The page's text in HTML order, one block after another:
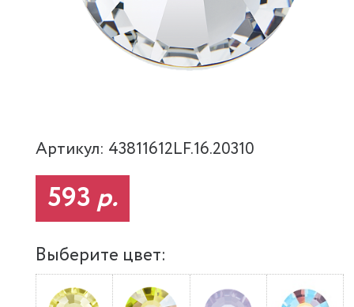
Артикул: 43811612LF.16.20310
593 р.
Выберите цвет: